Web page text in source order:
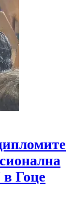
Гоце